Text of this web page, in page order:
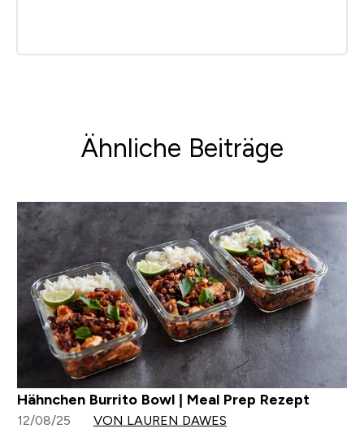
Ähnliche Beiträge
Hähnchen Burrito Bowl | Meal Prep Rezept
12/08/25 VON LAUREN DAWES